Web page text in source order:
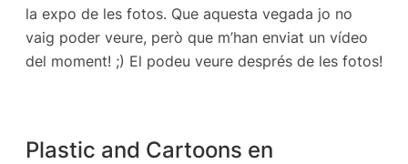
la expo de les fotos. Que aquesta vegada jo no
vaig poder veure, però que m’han enviat un vídeo
del moment! ;) El podeu veure després de les fotos!
Plastic and Cartoons en